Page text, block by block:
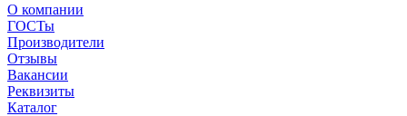
О компании
ГОСТы
Производители
Отзывы
Вакансии
Реквизиты
Каталог